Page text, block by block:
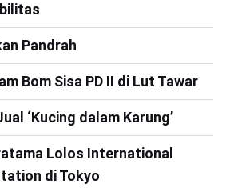
Pandrah
Bom Sisa PD II di Lut Tawar
‘Kucing dalam Karung’
Lolos International
di Tokyo